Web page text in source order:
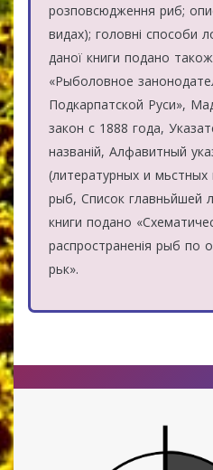
розповсюдження риб;
видах); головні способи
даної книги подано
«Рыболовное
Подкарпатской Руси»,
закон с 1888 года,
названій, Алфавитный
(литературных и мьстных
рыб, Список главньйшей
книги подано
распространенія рыб по
рьк».